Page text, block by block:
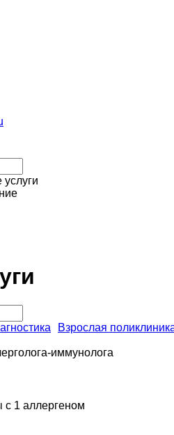
Взрослая
иммунолога
с 1 аллергеном